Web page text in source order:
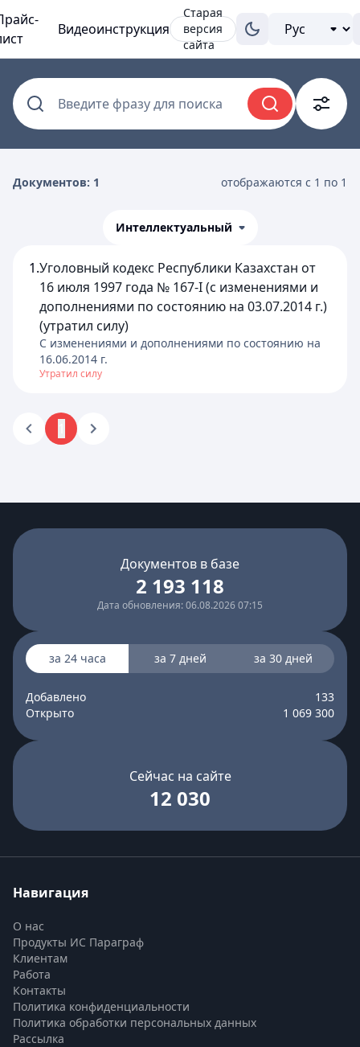
Видеоинструкция
Старая
версия
сайта
Введите фразу для поиска
Документов: 1 отображаются с 1 по 1
Интеллектуальный
1.Уголовный кодекс Республики Казахстан от
16 июля 1997 года № 167-I (с изменениями и
дополнениями по состоянию на 03.07.2014 г.)
(утратил силу)
C изменениями и дополнениями по состоянию на
16.06.2014 г.
Утратил силу
Документов в базе
2 193 118
Дата обновления: 06.08.2026 07:15
за 24 часа за 7 дней за 30 дней
Добавлено
133
Открыто
1 069 300
Сейчас на сайте
12 030
Навигация
О нас
Продукты ИС Параграф
Клиентам
Работа
Контакты
Политика конфиденциальности
Политика обработки персональных данных
Рассылка